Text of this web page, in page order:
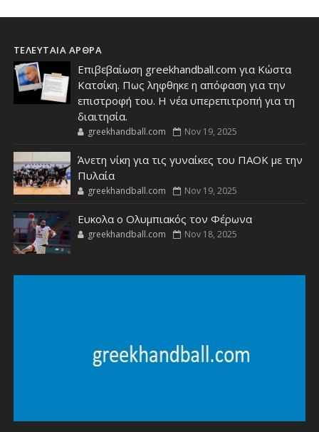
ΤΕΛΕΥΤΑΙΑ ΑΡΘΡΑ
Επιβεβαίωση greekhandball.com για Κώστα
Κατσίκη. Πως ληφθηκε η απόφαση για την
επιστροφή του. Η νέα υπερεπιτροπή για τη
διαιτησία.
greekhandball.com Nov 19, 2025
Άνετη νίκη για τις γυναίκες του ΠΑΟΚ με την
Πυλαία
greekhandball.com Nov 19, 2025
Ευκολα ο Ολυμπιακός τον Φέρωνα
greekhandball.com Nov 18, 2025